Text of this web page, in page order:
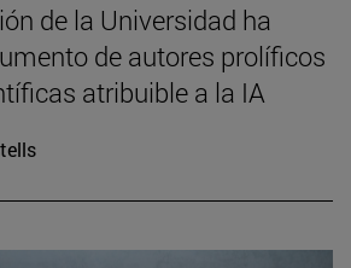
de la Universidad ha
de autores prolíficos
atribuible a la IA